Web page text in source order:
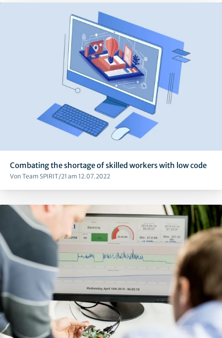
Combating the shortage of skilled workers with low code
Von Team SPIRIT/21 am 12.07.2022